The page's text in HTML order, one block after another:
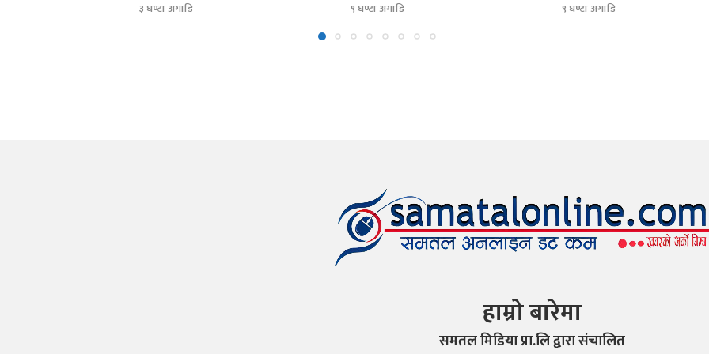
३ घण्टा अगाडि ९ घण्टा अगाडि ९ घण्टा अगाडि
हाम्रो बारेमा
समतल मिडिया प्रा.लि द्वारा संचालित